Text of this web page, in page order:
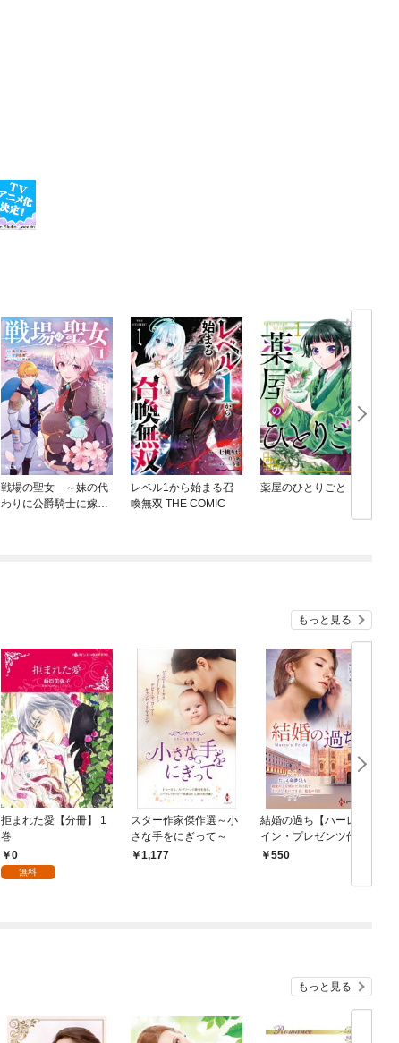
戦場の聖女 ～妹の代
わりに公爵騎士に嫁ぐ
レベル1から始まる召
喚無双 THE COMIC
薬屋のひとりごと
もっと見る
拒まれた愛【分冊】 1
巻
0
無料
スター作家傑作選～小
さな手をにぎって～
1,177
結婚の過ち【ハーレク
イン・プレゼンツ作家
シリーズ別冊版】
550
もっと見る